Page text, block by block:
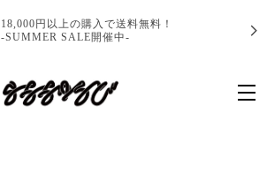
18,000円以上の購入で送料無料！
-SUMMER SALE開催中-